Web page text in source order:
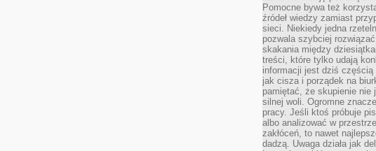
Pomocne bywa też
źródeł wiedzy zamiast
sieci. Niekiedy jedna
pozwala szybciej
skakania między
treści, które tylko udają
informacji jest dziś częścią
jak cisza i porządek na
pamiętać, że skupienie nie
silnej woli. Ogromne
pracy. Jeśli ktoś próbuje
albo analizować w
zakłóceń, to nawet
dadzą. Uwaga działa jak